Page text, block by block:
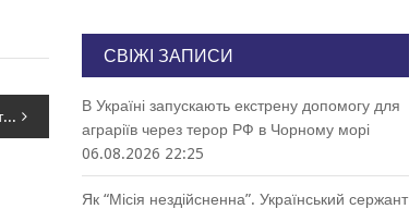
Про каховську «Легендарну тачанку» і радянську монументальну спадщину: руйнація чи адаптація
СВІЖІ ЗАПИСИ
В Україні запускають екстрену допомогу для
аграріїв через терор РФ в Чорному морі
06.08.2026 22:25
Як “Місія нездійсненна”. Український сержант